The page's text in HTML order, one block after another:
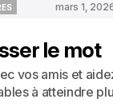
mars 1,
le mot
vos amis et
à atteindre